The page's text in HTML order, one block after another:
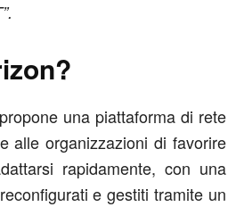
una piattaforma di rete
alle organizzazioni di favorire
rapidamente, con una
e gestiti tramite un